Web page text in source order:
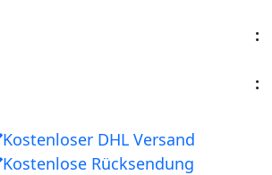
:
:
Kostenloser DHL Versand
Kostenlose Rücksendung